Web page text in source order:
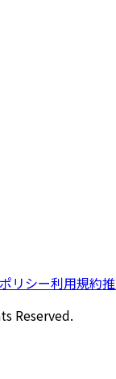
リシー利用規約
Reserved.